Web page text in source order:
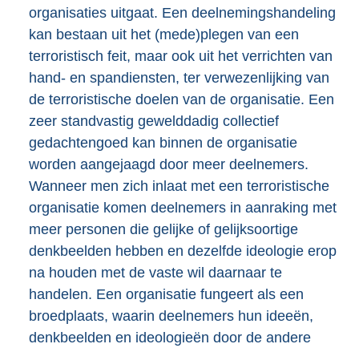
organisaties uitgaat. Een deelnemingshandeling
kan bestaan uit het (mede)plegen van een
terroristisch feit, maar ook uit het verrichten van
hand- en spandiensten, ter verwezenlijking van
de terroristische doelen van de organisatie. Een
zeer standvastig gewelddadig collectief
gedachtengoed kan binnen de organisatie
worden aangejaagd door meer deelnemers.
Wanneer men zich inlaat met een terroristische
organisatie komen deelnemers in aanraking met
meer personen die gelijke of gelijksoortige
denkbeelden hebben en dezelfde ideologie erop
na houden met de vaste wil daarnaar te
handelen. Een organisatie fungeert als een
broedplaats, waarin deelnemers hun ideeën,
denkbeelden en ideologieën door de andere